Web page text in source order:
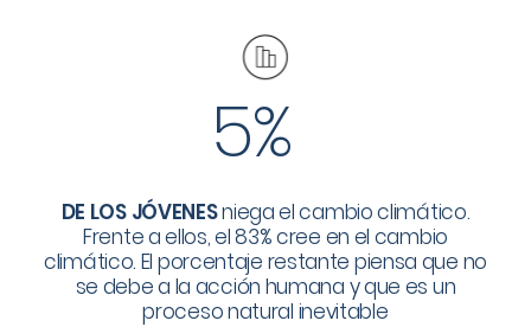
5%
DE LOS JÓVENESniega el cambio climático.
Frente a ellos, el 83% cree en el cambio
climático. El porcentaje restante piensa que no
se debe a la acción humana y que es un
proceso natural inevitable